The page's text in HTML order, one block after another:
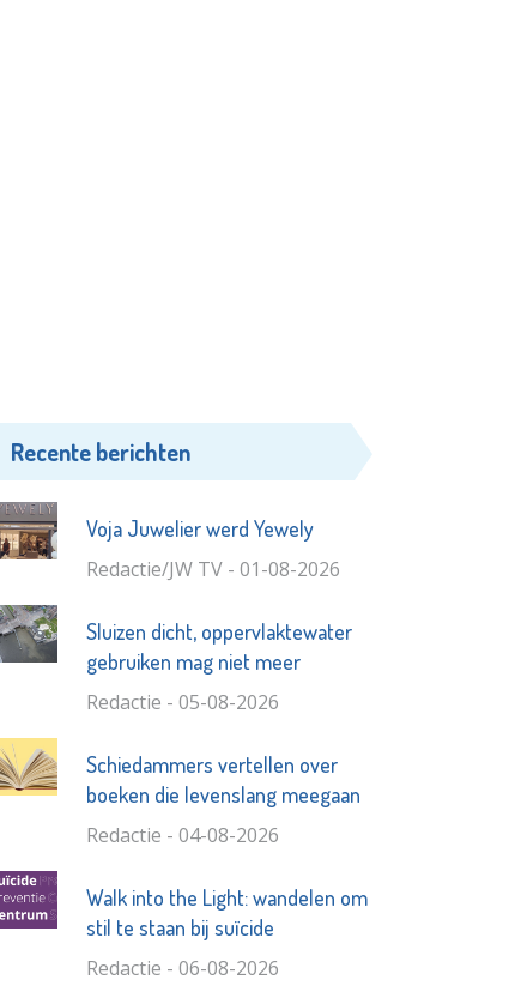
Recente berichten
Voja Juwelier werd Yewely
Redactie/JW TV - 01-08-2026
Sluizen dicht, oppervlaktewater
gebruiken mag niet meer
Redactie - 05-08-2026
Schiedammers vertellen over
boeken die levenslang meegaan
Redactie - 04-08-2026
Walk into the Light: wandelen om
stil te staan bij suïcide
Redactie - 06-08-2026